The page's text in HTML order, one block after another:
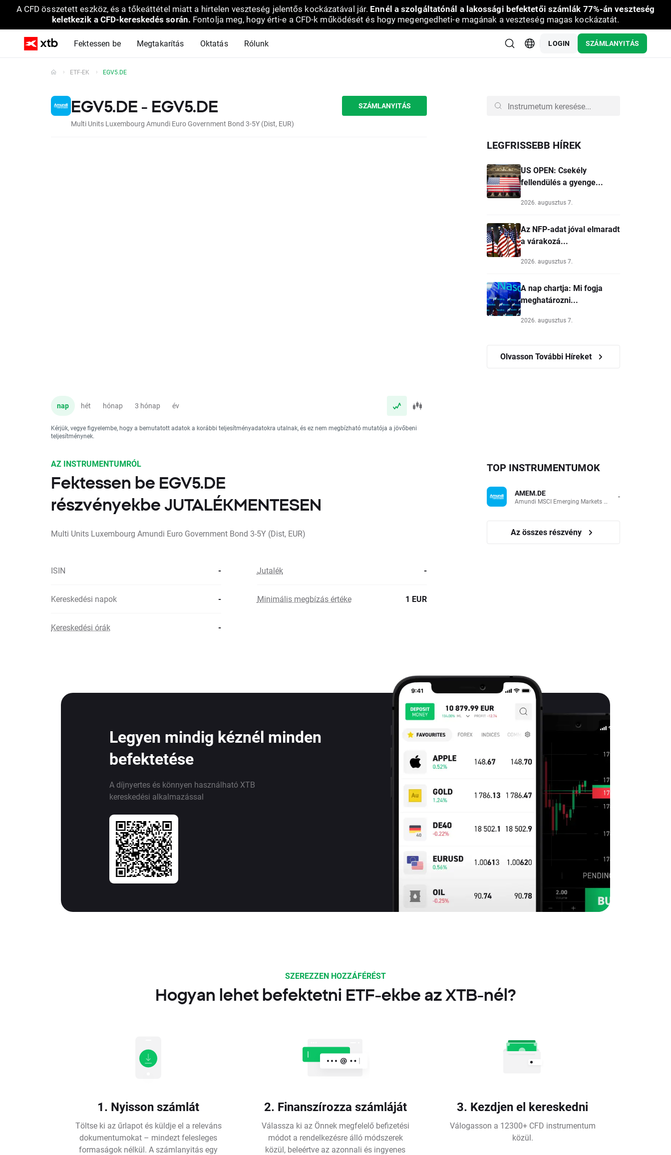
A CFD összetett eszköz, és a tőkeáttétel miatt a hirtelen veszteség jelentős kockázatával jár. Ennél a szolgáltatónál a lakossági befektetői számlák 77%-án veszteség
keletkezik a CFD-kereskedés során. Fontolja meg, hogy érti-e a CFD-k működését és hogy megengedheti-e magának a veszteség magas kockázatát.
Fektessen be Megtakarítás Oktatás Rólunk LOGIN SZÁMLANYITÁS
ETF-EK EGV5.DE
EGV5.DE - EGV5.DE
Multi Units Luxembourg Amundi Euro Government Bond 3-5Y (Dist, EUR)
SZÁMLANYITÁS
nap hét hónap 3 hónap év
Kérjük, vegye figyelembe, hogy a bemutatott adatok a korábbi teljesítményadatokra utalnak, és ez nem megbízható mutatója a jövőbeni
teljesítménynek.
LEGFRISSEBB HÍREK
US OPEN: Csekély
fellendülés a gyenge...
2026. augusztus 7.
Az NFP-adat jóval elmaradt
a várakozá...
2026. augusztus 7.
A nap chartja: Mi fogja
meghatározni...
2026. augusztus 7.
Olvasson További Híreket
AZ INSTRUMENTUMRÓL
Fektessen be EGV5.DE
részvényekbe JUTALÉKMENTESEN
Multi Units Luxembourg Amundi Euro Government Bond 3-5Y (Dist, EUR)
ISIN - Jutalék -
Kereskedési napok - Minimális megbízás értéke 1 EUR
Kereskedési órák -
TOP INSTRUMENTUMOK
AMEM.DE
Amundi MSCI Emerging Markets UCITS (Acc EUR) -
Az összes részvény
Legyen mindig kéznél minden
befektetése
A díjnyertes és könnyen használható XTB
kereskedési alkalmazással
SZEREZZEN HOZZÁFÉRÉST
Hogyan lehet befektetni ETF-ekbe az XTB-nél?
1. Nyisson számlát
Töltse ki az űrlapot és küldje el a releváns
dokumentumokat – mindezt felesleges
formaságok nélkül. A számlanyitás egy
2. Finanszírozza számláját
Válassza ki az Önnek megfelelő befizetési
módot a rendelkezésre álló módszerek
közül, beleértve az azonnali és ingyenes
3. Kezdjen el kereskedni
Válogasson a 12300+ CFD instrumentum
közül.